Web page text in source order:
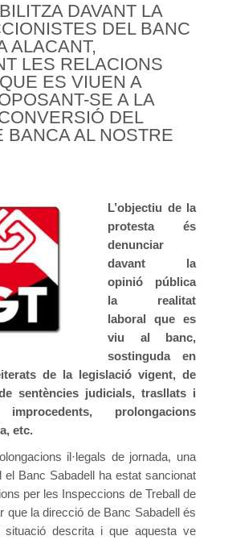
de banca de Barcelona
de Banca
de Consultoria i Estudis de Mercat i
d’Enginyeria i Oficines d’Estudis Tècnics
d’Oficines i Despatxos 2019-2021
d’Assegurances 2016-2019
del Convenio de Seguros 2018 y 2019
de Banca 2015-2018
de Caixes i Entitats d’Estalvi 2011-2014
d’Establiments Financers de Crèdit 2013
DAVANT LA
DEL BANC
ALACANT,
LES RELACIONS
ES VIUEN A
SE A LA
DEL
BANCA AL NOSTRE
L’objectiu de la
protesta és
denunciar
davant la
opinió pública
la realitat
laboral que es
viu al banc,
sostinguda en
de la legislació vigent, de
sentències judicials, trasllats i
improcedents, prolongacions
etc.
il·legals de jornada, una
el Banc Sabadell ha estat sancionat
per les Inspeccions de Treball de
que la direcció de Banc Sabadell és
situació descrita i que aquesta ve